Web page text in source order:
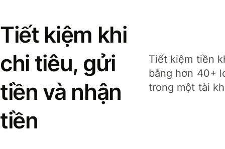
Tiết kiệm khi
chi tiêu, gửi
tiền và nhận
tiền
Tiết kiệm tiền
bằng hơn 40+
trong một tài